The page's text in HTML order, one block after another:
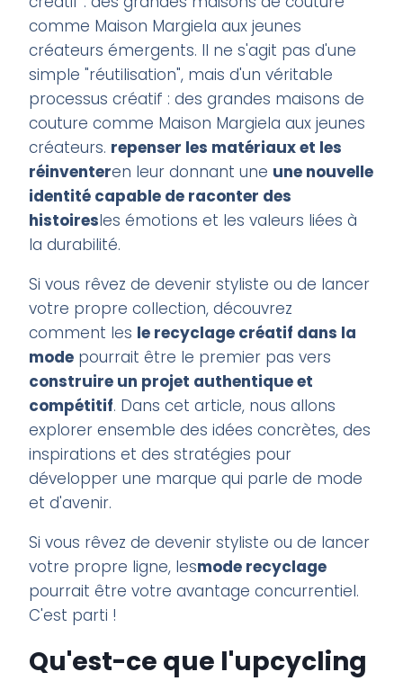
comme Maison Margiela aux jeunes
créateurs émergents. Il ne s'agit pas d'une
simple "réutilisation", mais d'un véritable
processus créatif : des grandes maisons de
couture comme Maison Margiela aux jeunes
créateurs. repenser les matériaux et les
réinventeren leur donnant une une nouvelle
identité capable de raconter des
histoiresles émotions et les valeurs liées à
la durabilité.
Si vous rêvez de devenir styliste ou de lancer
votre propre collection, découvrez
comment les le recyclage créatif dans la
mode pourrait être le premier pas vers
construire un projet authentique et
compétitif. Dans cet article, nous allons
explorer ensemble des idées concrètes, des
inspirations et des stratégies pour
développer une marque qui parle de mode
et d'avenir.
Si vous rêvez de devenir styliste ou de lancer
votre propre ligne, lesmode recyclage
pourrait être votre avantage concurrentiel.
C'est parti !
Qu'est-ce que l'upcycling